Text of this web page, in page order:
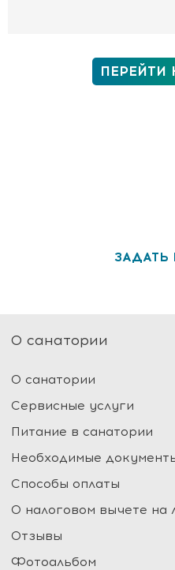
ПЕРЕЙТИ
ЗАДАТЬ
О санатории
О санатории
Сервисные услуги
Питание в санатории
Необходимые
Способы оплаты
О налоговом вычете на
Отзывы
Фотоальбом